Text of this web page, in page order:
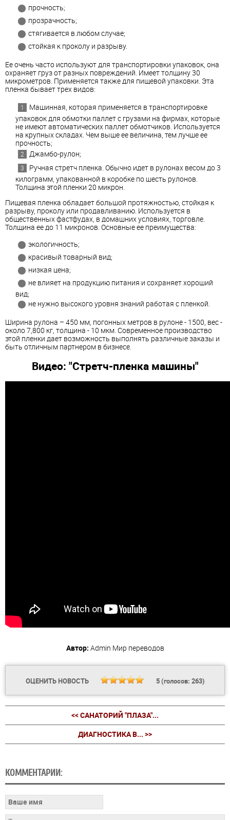
прочность;
прозрачность;
стягивается в любом случае;
стойкая к проколу и разрыву.
Ее очень часто используют для транспортировки упаковок, она
охраняет груз от разных повреждений. Имеет толщину 30
микрометров. Применяется также для пищевой упаковки. Эта
пленка бывает трех видов:
Машинная, которая применяется в транспортировке
упаковок для обмотки паллет с грузами на фирмах, которые
не имеют автоматических паллет обмотчиков. Используется
на крупных складах. Чем выше ее величина, тем лучше ее
прочность;
Джамбо-рулон;
Ручная стретч пленка. Обычно идет в рулонах весом до 3
килограмм, упакованной в коробке по шесть рулонов.
Толщина этой пленки 20 микрон.
Пищевая пленка обладает большой протяжностью, стойкая к
разрыву, проколу или продавливанию. Используется в
общественных фастфудах, в домашних условиях, торговле.
Толщина ее до 11 микронов. Основные ее преимущества:
экологичность;
красивый товарный вид;
низкая цена;
не влияет на продукцию питания и сохраняет хороший
вид;
не нужно высокого уровня знаний работая с пленкой.
Ширина рулона – 450 мм, погонных метров в рулоне - 1500, вес -
около 7,800 кг, толщина - 10 мкм. Современное производство
этой пленки дает возможность выполнять различные заказы и
быть отличным партнером в бизнесе.
Видео: "Стретч-пленка машины"
Автор: Admin Мир переводов
ОЦЕНИТЬ НОВОСТЬ 5(голосов: 263)
<< САНАТОРИЙ "ПЛАЗА"...
ДИАГНОСТИКА В... >>
КОММЕНТАРИИ: